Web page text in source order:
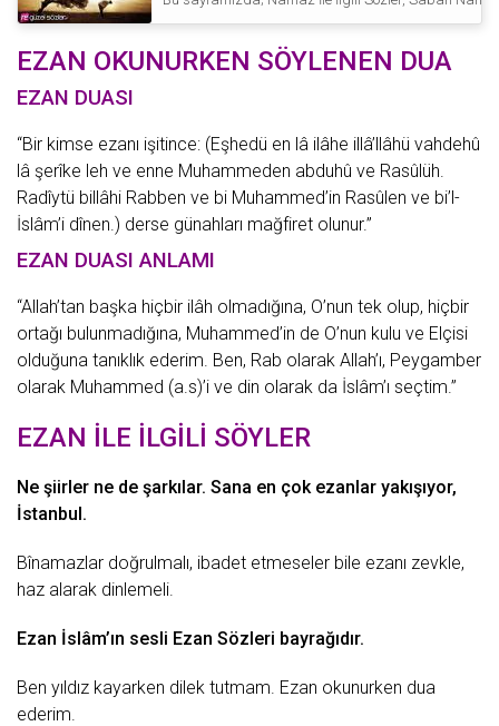
EZAN OKUNURKEN SÖYLENEN DUA
EZAN DUASI
“Bir kimse ezanı işitince: (Eşhedü en lâ ilâhe illâ’llâhü vahdehû
lâ şerîke leh ve enne Muhammeden abduhû ve Rasûlüh.
Radîytü billâhi Rabben ve bi Muhammed’in Rasûlen ve bi’l-
İslâm’i dînen.) derse günahları mağfiret olunur.”
EZAN DUASI ANLAMI
“Allah’tan başka hiçbir ilâh olmadığına, O’nun tek olup, hiçbir
ortağı bulunmadığına, Muhammed’in de O’nun kulu ve Elçisi
olduğuna tanıklık ederim. Ben, Rab olarak Allah’ı, Peygamber
olarak Muhammed (a.s)’i ve din olarak da İslâm’ı seçtim.”
EZAN İLE İLGİLİ SÖYLER
Ne şiirler ne de şarkılar. Sana en çok ezanlar yakışıyor,
İstanbul.
Bînamazlar doğrulmalı, ibadet etmeseler bile ezanı zevkle,
haz alarak dinlemeli.
Ezan İslâm’ın sesli Ezan Sözleri bayrağıdır.
Ben yıldız kayarken dilek tutmam. Ezan okunurken dua
ederim.